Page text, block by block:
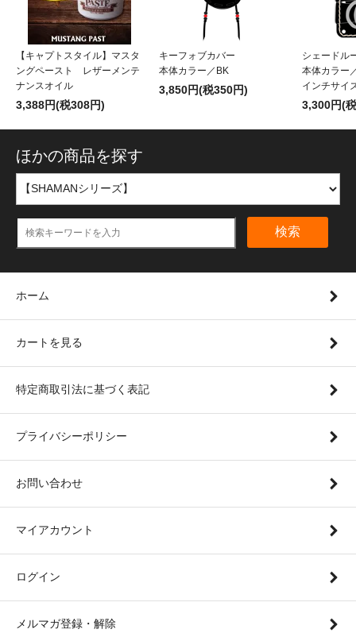
【キャプトスタイル】マスタ
ングペースト レザーメンテ
ナンスオイル
3,388円(税308円)
キーフォブカバー
本体カラー／BK
3,850円(税350円)
シェードル
本体カラー
インチサイ
3,300円(
ほかの商品を探す
検索
ホーム
カートを見る
特定商取引法に基づく表記
プライバシーポリシー
お問い合わせ
マイアカウント
ログイン
メルマガ登録・解除